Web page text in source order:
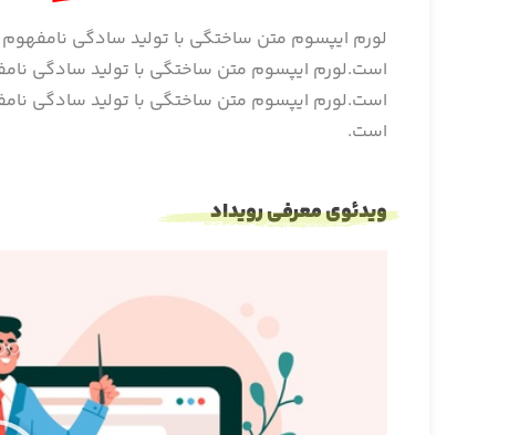
لورم ایپسوم متن ساختگی با تولید سادگی
است.لورم ایپسوم متن ساختگی با تولید سادگی
است.لورم ایپسوم متن ساختگی با تولید سادگی
است.
ویدئوی معرفی رویداد